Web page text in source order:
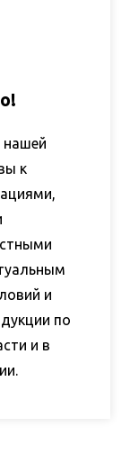
нашей
к
и
по
и в